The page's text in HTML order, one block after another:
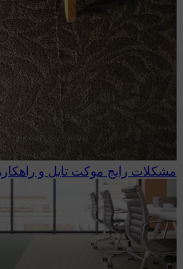
مشکلات رایج موکت تایل و